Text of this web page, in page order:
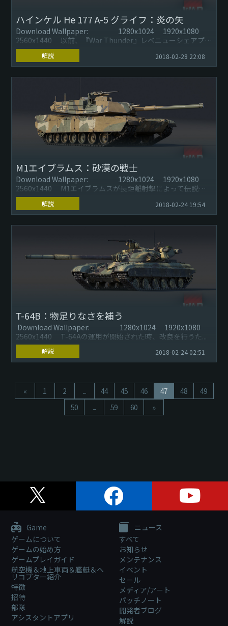
ハインケル He 177 A-5 グライフ：炎の矢
Download Wallpaper: 1280x1024 1920x1080
2560x1440 以前、『War Thunder』レベニューシェアプロ
グラ...
解説 2018-02-28 22:08
M1エイブラムス：砂漠の戦士
Download Wallpaper: 1280x1024 1920x1080
2560x1440 M1エイブラムスが長距離射撃によって伝説的
な存在を遥かに...
解説 2018-02-24 19:54
T-64B：物足りなさを補う
Download Wallpaper: 1280x1024 1920x1080
2560x1440 T-64Aの運用が開始された時、改良を行うた...
解説 2018-02-24 02:51
« 1 2 ... 44 45 46 47 48
49
50
... 59 60 »
Game
ゲームについて
ゲームの始め方
ゲームプレイガイド
航空機＆地上車両＆艦艇＆ヘ
リコプター紹介
特徴
招待
部隊
アシスタントアプリ
ニュース
すべて
お知らせ
メンテナンス
イベント
セール
メディア/アート
パッチノート
開発者ブログ
解説